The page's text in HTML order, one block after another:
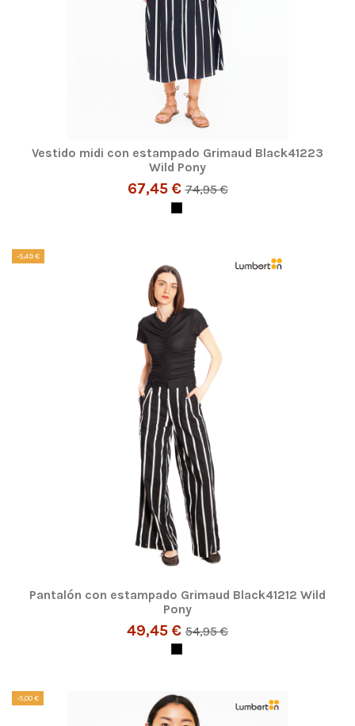
Vestido midi con estampado Grimaud Black41223
Wild Pony
67,45 €74,95 €
-5,49 €
Pantalón con estampado Grimaud Black41212 Wild
Pony
49,45 € 54,95 €
-5,00 €